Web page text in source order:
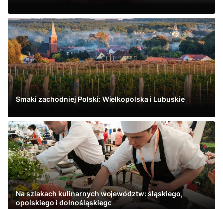
Zobacz
Smaki zachodniej Polski: Wielkopolska i Lubuskie
Zobacz
Na szlakach kulinarnych województw: śląskiego,
opolskiego i dolnośląskiego